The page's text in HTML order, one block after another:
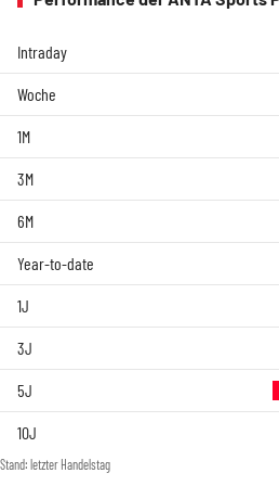
Intraday
Woche
1M
3M
6M
Year-to-date
1J
3J
5J
10J
Stand: letzter Handelstag